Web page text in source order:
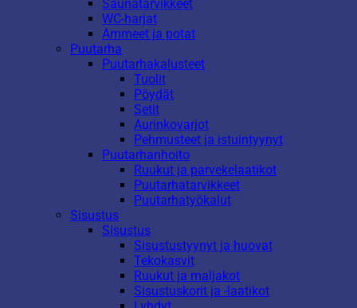
Saunatarvikkeet
WC-harjat
Ammeet ja potat
Puutarha
Puutarhakalusteet
Tuolit
Pöydät
Setit
Aurinkovarjot
Pehmusteet ja istuintyynyt
Puutarhanhoito
Ruukut ja parvekelaatikot
Puutarhatarvikkeet
Puutarhatyökalut
Sisustus
Sisustus
Sisustustyynyt ja huovat
Tekokasvit
Ruukut ja maljakot
Sisustuskorit ja -laatikot